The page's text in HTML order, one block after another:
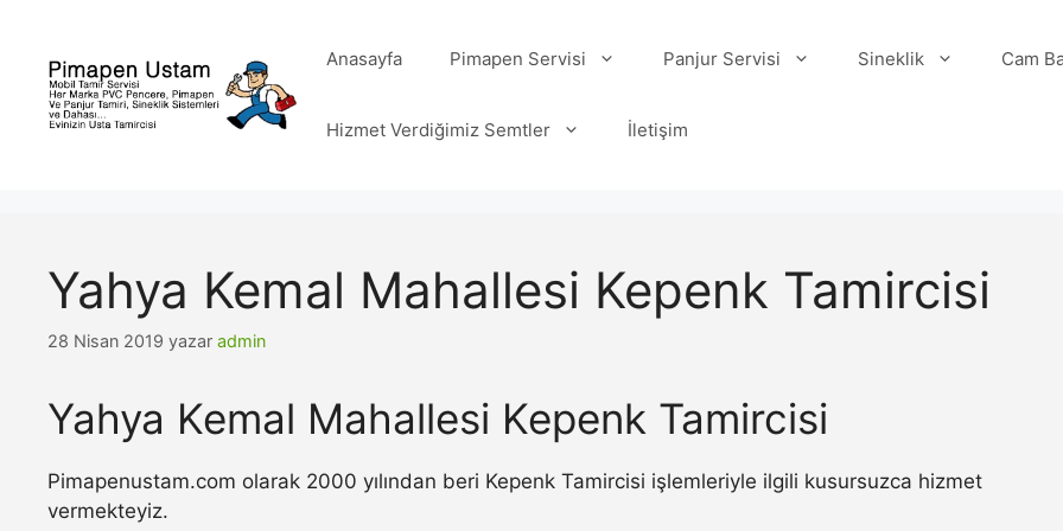
Anasayfa Pimapen Servisi Panjur Servisi Sineklik Cam
Hizmet Verdiğimiz Semtler İletişim
Yahya Kemal Mahallesi Kepenk Tamircisi
28 Nisan 2019 yazar admin
Yahya Kemal Mahallesi Kepenk Tamircisi
Pimapenustam.com olarak 2000 yılından beri Kepenk Tamircisi işlemleriyle ilgili kusursuzca hizmet
vermekteyiz.